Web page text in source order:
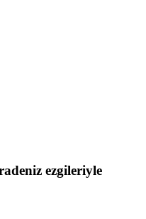
ezgileriyle